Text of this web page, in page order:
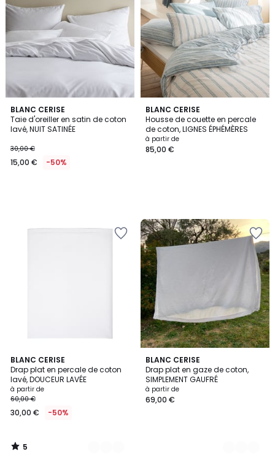
BLANC CERISE
Taie d'oreiller en satin de coton
lavé, NUIT SATINÉE
30,00 €
15,00 € -50%
BLANC CERISE
Housse de couette en percale
de coton, LIGNES ÉPHÉMÈRES
à partir de
85,00 €
BLANC CERISE
Drap plat en percale de coton
lavé, DOUCEUR LAVÉE
à partir de
60,00 €
30,00 € -50%
5
/
5
6
Couleurs
5
/
BLANC CERISE
Drap plat en gaze de coton,
SIMPLEMENT GAUFRÉ
à partir de
69,00 €
3
Couleurs